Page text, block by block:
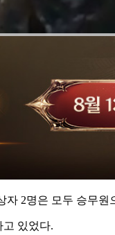
자 2명은 모두 승무원
고 있었다.